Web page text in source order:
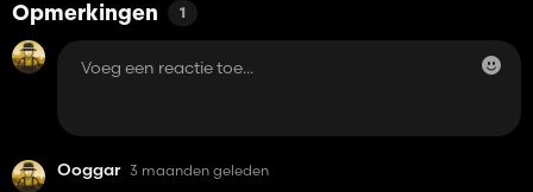
Opmerkingen 1
Ooggar 3 maanden geleden